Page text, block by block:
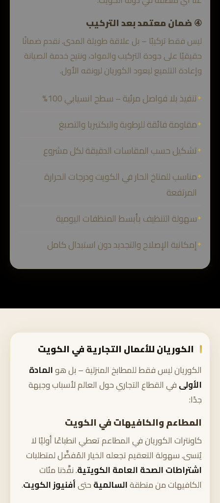
④ ضمان معتمد بعد التركيب
ليس فقط تركيبًا – بل علاقة طويلة المدى. نقدم ضمانًا
حقيقيًا على جودة التركيب والمواد، ونتيح خدمة الصيانة
وإعادة التلميع ليعود الكوريان لرونقه الأول.
تنفيذ بلا فواصل مرئية – سطح انسيابي 100%
مقاومة فائقة للرطوبة والبكتيريا والتصبغ
تشكيل حسب المقاسات الدقيقة لكل مشروع
مناسب للمناخ الحار في الكويت ودرجات الحرارة
المرتفعة
سهولة التنظيف بأبسط المنظفات اليومية
إمكانية الإصلاح والتجديد دون استبدال كامل
الكوريان للأعمال التجارية في الكويت
الكوريان ليس فقط للمطابخ المنزلية – بل هوالمادة
الأولىفي القطاع التجاري حول العالم لأسباب وجيهة
جدًا:
المطاعم والكافيهات في الكويت
كاونترات الكوريان في المطاعم تعطي انطباعًا أوليًا لا
يُنسى. سهولة التعقيم تجعله الخيار المُفضَّل لمتطلبات
اشتراطات الصحة العامة الكويتية. نفَّذنا مئات
الكافيهات من منطقةالسالميةحتىأفنيوز الكويت.